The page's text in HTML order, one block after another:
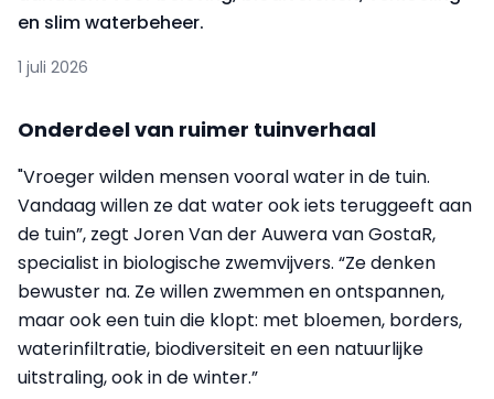
en slim waterbeheer.
1 juli 2026
Onderdeel van ruimer tuinverhaal
"Vroeger wilden mensen vooral water in de tuin.
Vandaag willen ze dat water ook iets teruggeeft aan
de tuin”, zegt Joren Van der Auwera van GostaR,
specialist in biologische zwemvijvers. “Ze denken
bewuster na. Ze willen zwemmen en ontspannen,
maar ook een tuin die klopt: met bloemen, borders,
waterinfiltratie, biodiversiteit en een natuurlijke
uitstraling, ook in de winter.”